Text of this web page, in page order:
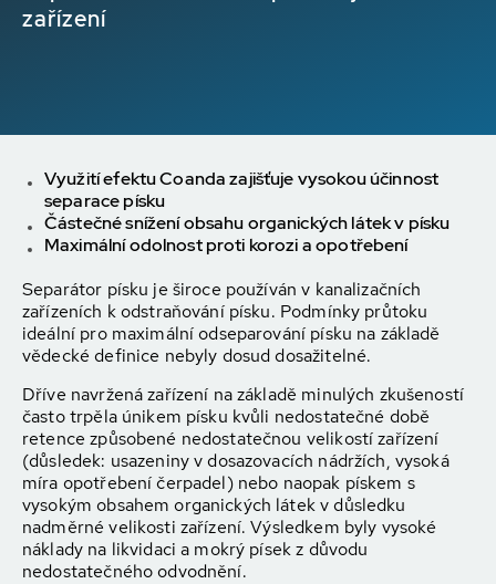
zařízení
Využití efektu Coanda zajišťuje vysokou účinnost
separace písku
Částečné snížení obsahu organických látek v písku
Maximální odolnost proti korozi a opotřebení
Separátor písku je široce používán v kanalizačních
zařízeních k odstraňování písku. Podmínky průtoku
ideální pro maximální odseparování písku na základě
vědecké definice nebyly dosud dosažitelné.
Dříve navržená zařízení na základě minulých zkušeností
často trpěla únikem písku kvůli nedostatečné době
retence způsobené nedostatečnou velikostí zařízení
(důsledek: usazeniny v dosazovacích nádržích, vysoká
míra opotřebení čerpadel) nebo naopak pískem s
vysokým obsahem organických látek v důsledku
nadměrné velikosti zařízení. Výsledkem byly vysoké
náklady na likvidaci a mokrý písek z důvodu
nedostatečného odvodnění.